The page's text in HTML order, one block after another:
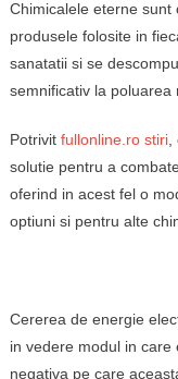
Chimicalele eterne sunt
produsele folosite in
sanatatii si se
semnificativ la poluarea
Potrivit fullonline.ro stiri,
solutie pentru a
oferind in acest fel o
optiuni si pentru alte
Cererea de energie
in vedere modul in
negativa pe care